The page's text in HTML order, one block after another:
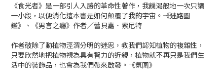
《食光者》是一部引人入勝的革命性著作，我饑渴般地一次只讀
一小段，以便消化這本書是如何顛覆了我的宇宙。――《迷路圖
鑑》、《男言之癮》作者／蕾貝嘉．索尼特
作者破除了動植物涇渭分明的迷思，教我們認知植物的複雜性，
只要欣然地把植物視為具有智力的近親，植物就不再只是我們生
活中的裝飾品，也會為我們帶來啟發。――《氛圍》